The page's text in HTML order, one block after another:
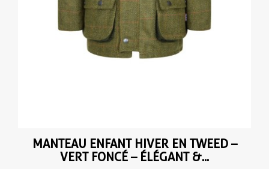
MANTEAU ENFANT HIVER EN TWEED –
VERT FONCÉ – ÉLÉGANT &...